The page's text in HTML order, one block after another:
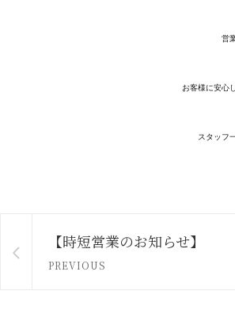
営
お客様に安心
スタッフ
【時短営業のお知らせ】
PREVIOUS